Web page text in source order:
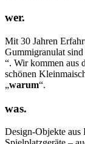
wer.
Mit 30 Jahren
Gummigranulat
“. Wir kommen aus
schönen
„warum“.
was.
Design-Objekte aus